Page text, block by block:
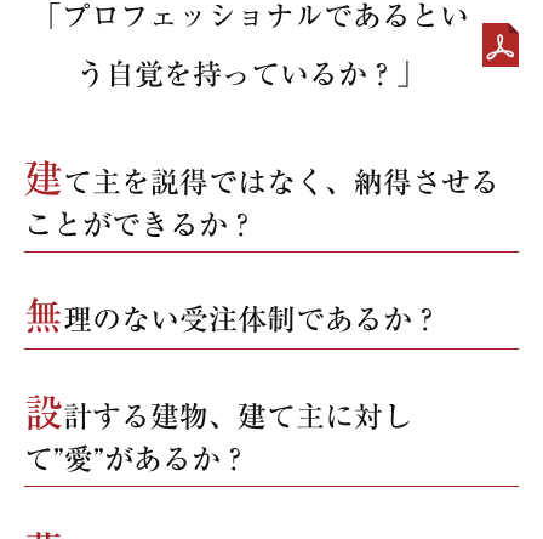
「プロフェッショナルであるとい
う自覚を持っているか？」
建て主を説得ではなく、納得させる
ことができるか？
無理のない受注体制であるか？
設計する建物、建て主に対し
て”愛”があるか？